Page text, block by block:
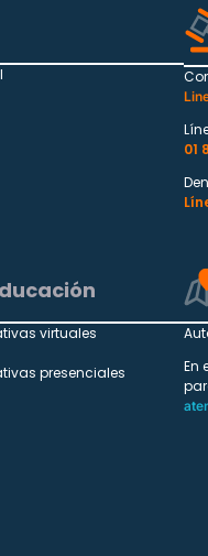
01
virtuales
presenciales
En